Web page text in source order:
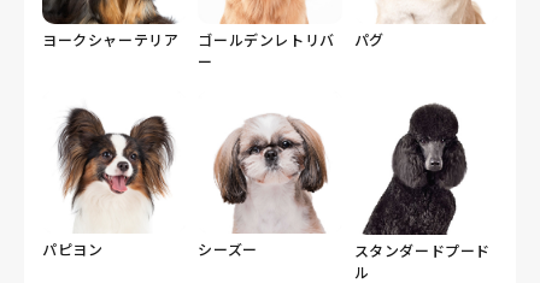
ヨークシャーテリア
ゴールデンレトリバ
ー
パグ
パピヨン シーズー
スタンダードプード
ル